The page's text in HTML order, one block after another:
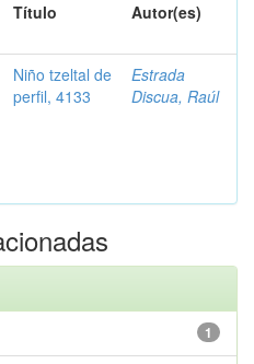
Título Autor(es)
Niño tzeltal de
perfil, 4133
Estrada
Discua, Raúl
1